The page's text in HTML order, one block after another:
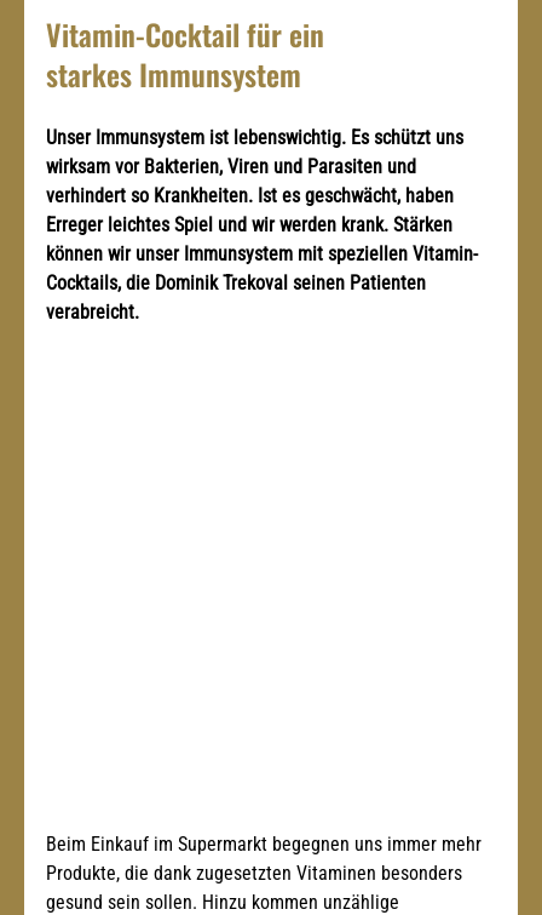
Vitamin-Cocktail für ein
starkes Immunsystem
Unser Immunsystem ist lebenswichtig. Es schützt uns
wirksam vor Bakterien, Viren und Parasiten und
verhindert so Krankheiten. Ist es geschwächt, haben
Erreger leichtes Spiel und wir werden krank. Stärken
können wir unser Immunsystem mit speziellen Vitamin-
Cocktails, die Dominik Trekoval seinen Patienten
verabreicht.
Beim Einkauf im Supermarkt begegnen uns immer mehr
Produkte, die dank zugesetzten Vitaminen besonders
gesund sein sollen. Hinzu kommen unzählige